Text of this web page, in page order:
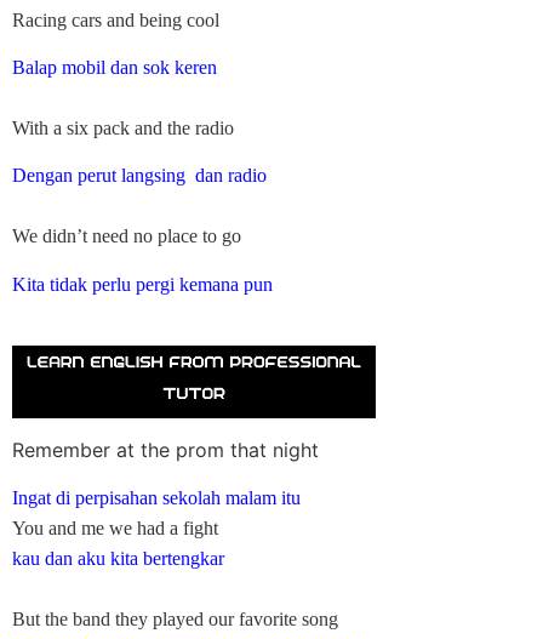
Racing cars and being cool
Balap mobil dan sok keren
With a six pack and the radio
Dengan perut langsing dan radio
We didn’t need no place to go
Kita tidak perlu pergi kemana pun
Remember at the prom that night
Ingat di perpisahan sekolah malam itu
You and me we had a fight
kau dan aku kita bertengkar
But the band they played our favorite song